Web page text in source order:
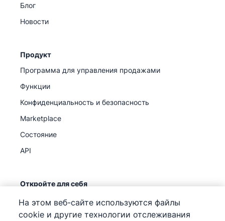
Блог
Новости
Продукт
Программа для управления продажами
Функции
Конфиденциальность и безопасность
Marketplace
Состояние
API
Откройте для себя
Партнерская программа
Курс по воронке продаж
На этом веб-сайте используются файлы
cookie и другие технологии отслеживания